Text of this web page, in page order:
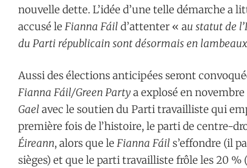
nouvelle dette. L’idée d’une telle démarche a
accusé le Fianna Fáil d’attenter « au statut de
du Parti républicain sont désormais en lambeaux
Aussi des élections anticipées seront
Fianna Fáil/Green Partya explosé en
Gael avec le soutien du Parti travailliste qui
première fois de l’histoire, le parti de centre-
Éireann, alors que le Fianna Fáil s’effondre (il
sièges) et que le parti travailliste frôle les 20 %